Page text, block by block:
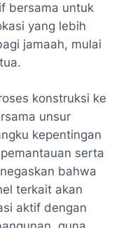
bersama untuk
yang lebih
jamaah, mulai
konstruksi ke
unsur
kepentingan
serta
bahwa
terkait akan
aktif dengan